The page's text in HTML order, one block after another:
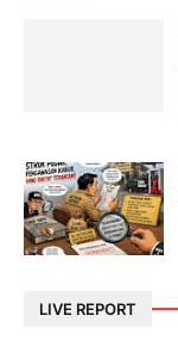
LIVE REPORT